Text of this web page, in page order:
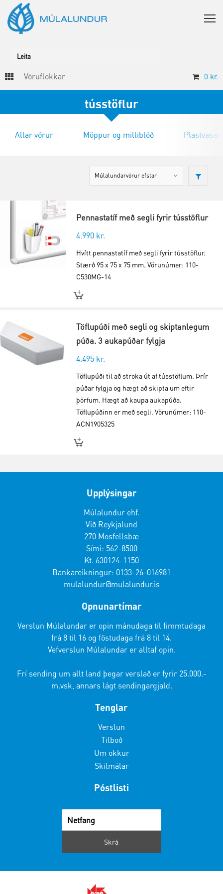
Vöruflokkar 0 kr.
tússtöflur
Allar vörur Möppur og milliblöð
Pennastatíf með segli fyrir tússtöflur
4.990 kr.
Hvítt pennastatíf með segli fyrir tússtöflur.
Stærð 95 x 75 x 75 mm. Vörunúmer: 110-
C530MG-14
Töflupúði með segli og skiptanlegum
púða. 3 aukapúðar fylgja
4.495 kr.
Töflupúði til að stroka út af tússtöflum. Þrír
púðar fylgja og hægt að skipta um eftir
þörfum. Hægt að kaupa aukapúða.
Töflupúðinn er með segli. Vörunúmer: 110-
ACN1905325
Upplýsingar
Múlalundur ehf.
Við Reykjalund
270 Mosfellsbæ
Sími: 562-8500
Kt. 630124-1150
Bankareikningur: 0133-26-016981
mulalundur@mulalundur.is
Opnunartímar
Verslun Múlalundar er opin mánudaga til fimmtudaga
frá 8 til 16 og föstudaga frá 8 til 14.
Vefverslun Múlalundar er alltaf opin.
Frí sending um allt land þegar verslað er fyrir 25.000.-
m.vsk, annars lágt sendingargjald.
Tenglar
Verslun
Tilboð
Um okkur
Skilmálar
Póstlisti